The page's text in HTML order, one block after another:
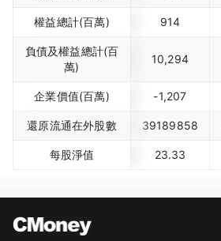
權益總計(百萬) 914
負債及權益總計(百
萬)
10,294
企業價值(百萬) -1,207
還原流通在外股數 39189858
每股淨值 23.33